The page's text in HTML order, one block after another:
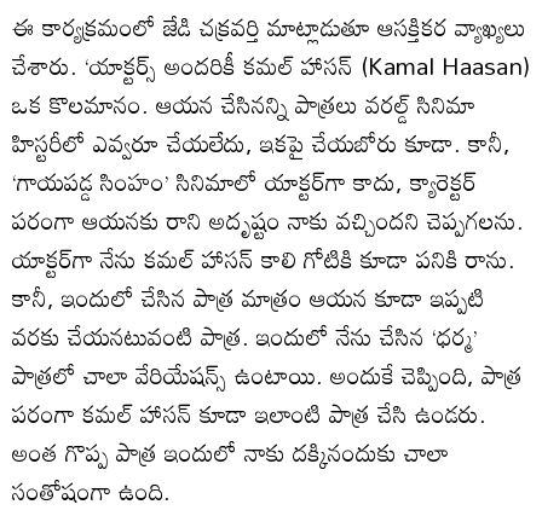
ఈ కార్యక్రమంలో జేడి చక్రవర్తి మాట్లాడుతూ ఆసక్తికర వ్యాఖ్యలు
చేశారు. ‘యాక్టర్స్ అందరికీ కమల్ హాసన్ (Kamal Haasan)
ఒక కొలమానం. ఆయన చేసినన్ని పాత్రలు వరల్డ్ సినిమా
హిస్టరీలో ఎవ్వరూ చేయలేదు, ఇకపై చేయబోరు కూడా. కానీ,
‘గాయపడ్డ సింహం’ సినిమాలో యాక్టర్‌గా కాదు, క్యారెక్టర్
పరంగా ఆయనకు రాని అదృష్టం నాకు వచ్చిందని చెప్పగలను.
యాక్టర్‌గా నేను కమల్ హాసన్ కాలి గోటికి కూడా పనికి రాను.
కానీ, ఇందులో చేసిన పాత్ర మాత్రం ఆయన కూడా ఇప్పటి
వరకు చేయనటువంటి పాత్ర. ఇందులో నేను చేసిన ‘ధర్మ’
పాత్రలో చాలా వేరియేషన్స్ ఉంటాయి. అందుకే చెప్పింది, పాత్ర
పరంగా కమల్ హాసన్ కూడా ఇలాంటి పాత్ర చేసి ఉండరు.
అంత గొప్ప పాత్ర ఇందులో నాకు దక్కినందుకు చాలా
సంతోషంగా ఉంది.